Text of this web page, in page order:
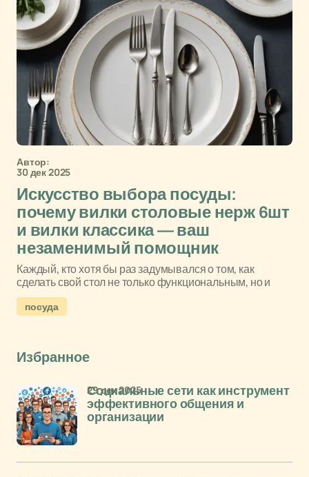
Автор:
30 дек 2025
Искусство выбора посуды:
почему вилки столовые нерж 6шт
и вилки классика — ваш
незаменимый помощник
Каждый, кто хотя бы раз задумывался о том, как
сделать свой стол не только функциональным, но и
посуда
Избранное
Социальные сети как инструмент
эффективного общения и
организации
29 дек 2025